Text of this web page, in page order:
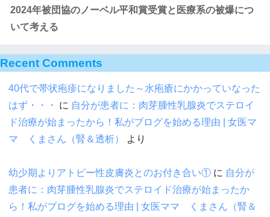
2024年被団協のノーベル平和賞受賞と医療系の被爆につ
いて考える
Recent Comments
40代で帯状疱疹になりました～水疱瘡にかかっていなった
はず・・・
に 自分が患者に：肉芽腫性乳腺炎でステロイ
ド治療が始まったから！私がブログを始める理由 | 女医マ
マ くまさん（腎＆透析）
より
幼少期よりアトピー性皮膚炎とのお付き合い① に 自分が
患者に：肉芽腫性乳腺炎でステロイド治療が始まったか
ら！私がブログを始める理由 | 女医ママ くまさん（腎＆